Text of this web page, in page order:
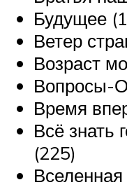
Будущее
Ветер
Возраст
Вопросы-
Время
Всё знать
(225)
Вселенная